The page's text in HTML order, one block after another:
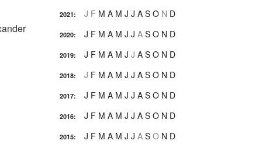
2021: J F M A M J J A S O N D
2020: J F M A M J J A S O N D
2019: J F M A M J J A S O N D
2018: J F M A M J J A S O N D
2017: J F M A M J J A S O N D
2016: J F M A M J J A S O N D
2015: J F M A M J J A S O N D